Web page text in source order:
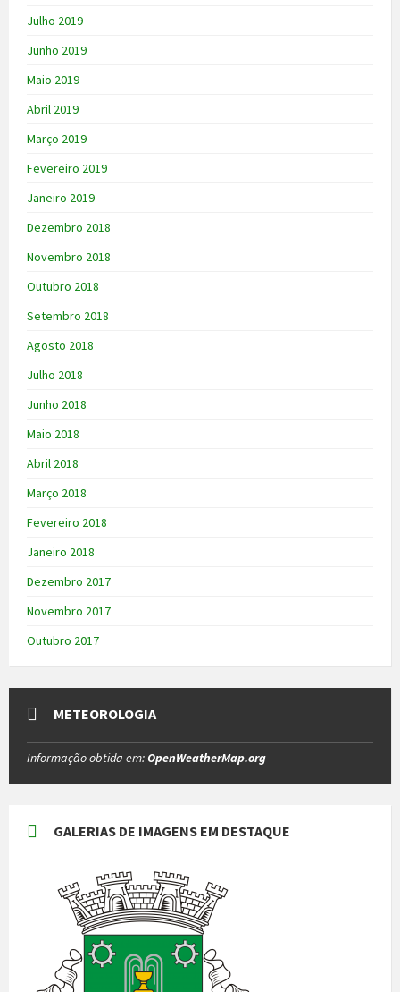
Julho 2019
Junho 2019
Maio 2019
Abril 2019
Março 2019
Fevereiro 2019
Janeiro 2019
Dezembro 2018
Novembro 2018
Outubro 2018
Setembro 2018
Agosto 2018
Julho 2018
Junho 2018
Maio 2018
Abril 2018
Março 2018
Fevereiro 2018
Janeiro 2018
Dezembro 2017
Novembro 2017
Outubro 2017
METEOROLOGIA
Informação obtida em:OpenWeatherMap.org
GALERIAS DE IMAGENS EM DESTAQUE